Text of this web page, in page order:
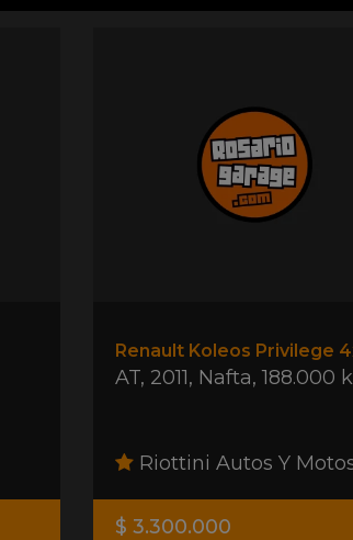
AT, 2011, Nafta, 188.000
Riottini Autos Y
$ 3.300.000